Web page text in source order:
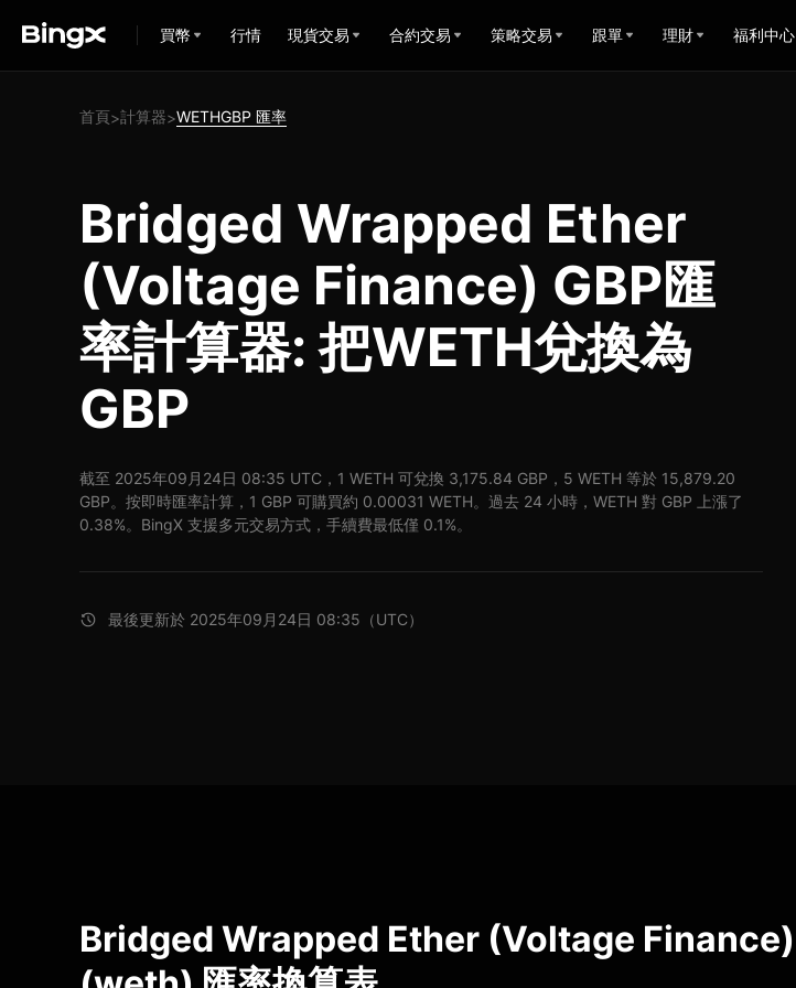
買幣 行情 現貨交易 合約交易 策略交易 跟單 理財 福利中心
首頁>計算器>WETHGBP 匯率
Bridged Wrapped Ether
(Voltage Finance) GBP匯
率計算器: 把WETH兌換為
GBP
截至 2025年09月24日 08:35 UTC，1 WETH 可兌換 3,175.84 GBP，5 WETH 等於 15,879.20
GBP。按即時匯率計算，1 GBP 可購買約 0.00031 WETH。過去 24 小時，WETH 對 GBP 上漲了
0.38%。BingX 支援多元交易方式，手續費最低僅 0.1%。
最後更新於 2025年09月24日 08:35（UTC）
Bridged Wrapped Ether (Voltage Finance)